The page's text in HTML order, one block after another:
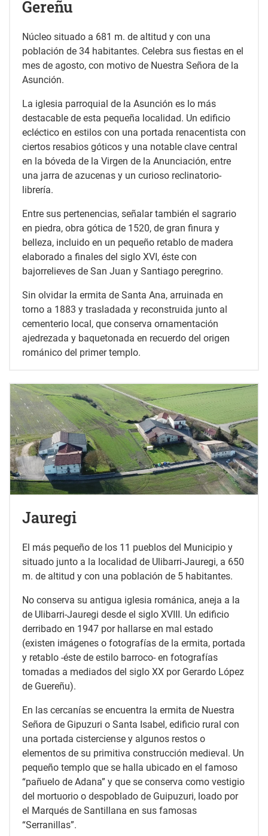
Gereñu
Núcleo situado a 681 m. de altitud y con una
población de 34 habitantes. Celebra sus fiestas en el
mes de agosto, con motivo de Nuestra Señora de la
Asunción.
La iglesia parroquial de la Asunción es lo más
destacable de esta pequeña localidad. Un edificio
ecléctico en estilos con una portada renacentista con
ciertos resabios góticos y una notable clave central
en la bóveda de la Virgen de la Anunciación, entre
una jarra de azucenas y un curioso reclinatorio-
librería.
Entre sus pertenencias, señalar también el sagrario
en piedra, obra gótica de 1520, de gran finura y
belleza, incluido en un pequeño retablo de madera
elaborado a finales del siglo XVI, éste con
bajorrelieves de San Juan y Santiago peregrino.
Sin olvidar la ermita de Santa Ana, arruinada en
torno a 1883 y trasladada y reconstruida junto al
cementerio local, que conserva ornamentación
ajedrezada y baquetonada en recuerdo del origen
románico del primer templo.
Jauregi
El más pequeño de los 11 pueblos del Municipio y
situado junto a la localidad de Ulibarri-Jauregi, a 650
m. de altitud y con una población de 5 habitantes.
No conserva su antigua iglesia románica, aneja a la
de Ulibarri-Jauregi desde el siglo XVIII. Un edificio
derribado en 1947 por hallarse en mal estado
(existen imágenes o fotografías de la ermita, portada
y retablo -éste de estilo barroco- en fotografías
tomadas a mediados del siglo XX por Gerardo López
de Guereñu).
En las cercanías se encuentra la ermita de Nuestra
Señora de Gipuzuri o Santa Isabel, edificio rural con
una portada cisterciense y algunos restos o
elementos de su primitiva construcción medieval. Un
pequeño templo que se halla ubicado en el famoso
“pañuelo de Adana” y que se conserva como vestigio
del mortuorio o despoblado de Guipuzuri, loado por
el Marqués de Santillana en sus famosas
“Serranillas”.